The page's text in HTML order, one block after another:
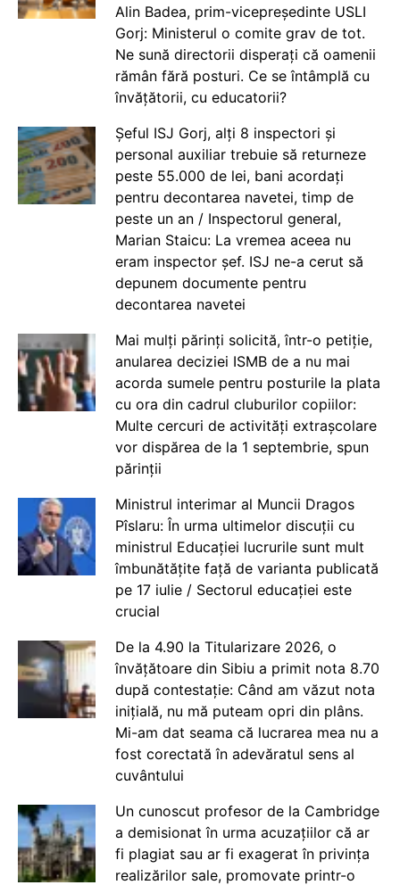
Alin Badea, prim-vicepreședinte USLI
Gorj: Ministerul o comite grav de tot.
Ne sună directorii disperați că oamenii
rămân fără posturi. Ce se întâmplă cu
învățătorii, cu educatorii?
Șeful ISJ Gorj, alți 8 inspectori și
personal auxiliar trebuie să returneze
peste 55.000 de lei, bani acordați
pentru decontarea navetei, timp de
peste un an / Inspectorul general,
Marian Staicu: La vremea aceea nu
eram inspector șef. ISJ ne-a cerut să
depunem documente pentru
decontarea navetei
Mai mulți părinți solicită, într-o petiție,
anularea deciziei ISMB de a nu mai
acorda sumele pentru posturile la plata
cu ora din cadrul cluburilor copiilor:
Multe cercuri de activități extrașcolare
vor dispărea de la 1 septembrie, spun
părinții
Ministrul interimar al Muncii Dragos
Pîslaru: În urma ultimelor discuții cu
ministrul Educației lucrurile sunt mult
îmbunătățite față de varianta publicată
pe 17 iulie / Sectorul educației este
crucial
De la 4.90 la Titularizare 2026, o
învățătoare din Sibiu a primit nota 8.70
după contestație: Când am văzut nota
inițială, nu mă puteam opri din plâns.
Mi-am dat seama că lucrarea mea nu a
fost corectată în adevăratul sens al
cuvântului
Un cunoscut profesor de la Cambridge
a demisionat în urma acuzațiilor că ar
fi plagiat sau ar fi exagerat în privința
realizărilor sale, promovate printr-o